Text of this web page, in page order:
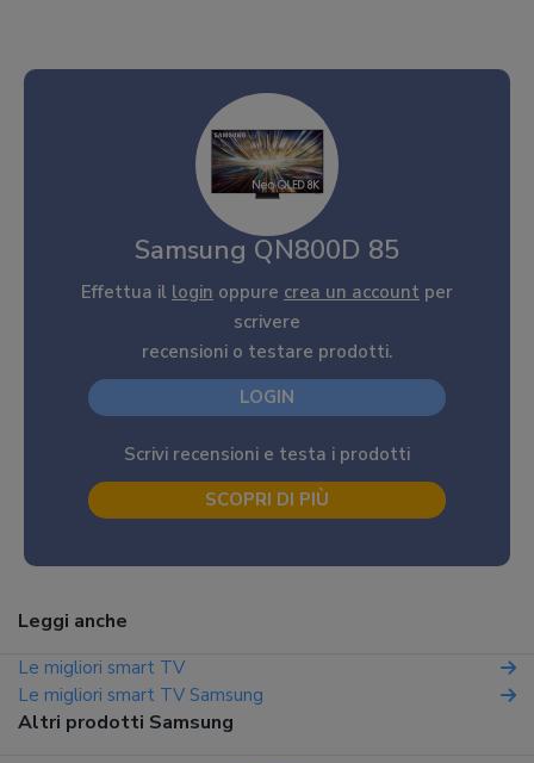
Samsung QN800D 85
Effettua il login oppure crea un account per
scrivere
recensioni o testare prodotti.
LOGIN
Scrivi recensioni e testa i prodotti
SCOPRI DI PIÙ
Leggi anche
Le migliori smart TV
Le migliori smart TV Samsung
Altri prodotti Samsung